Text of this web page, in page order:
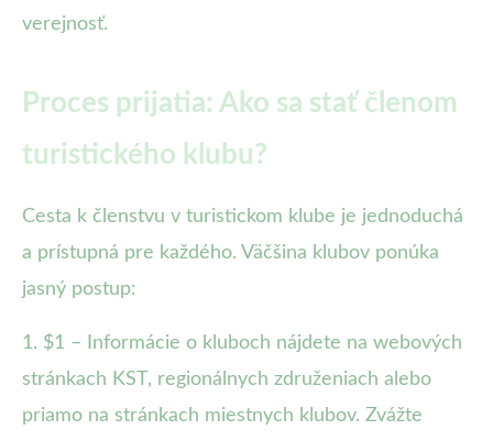
verejnosť.
Proces prijatia: Ako sa stať členom
turistického klubu?
Cesta k členstvu v turistickom klube je jednoduchá
a prístupná pre každého. Väčšina klubov ponúka
jasný postup:
1. $1 – Informácie o kluboch nájdete na webových
stránkach KST, regionálnych združeniach alebo
priamo na stránkach miestnych klubov. Zvážte